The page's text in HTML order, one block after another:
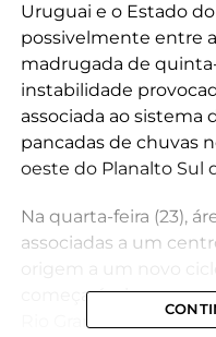
Uruguai e o Estado
possivelmente entre
madrugada de
instabilidade
associada ao sistema
pancadas de chuvas
oeste do Planalto Sul
Na quarta-feira (23),
associadas a um
começará a ingressar
Rio Grande do Sul. À